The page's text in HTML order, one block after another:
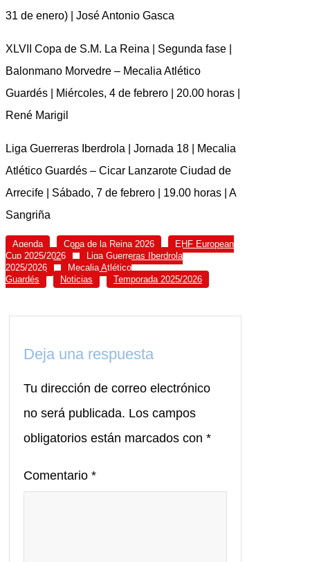
31 de enero) | José Antonio Gasca
XLVII Copa de S.M. La Reina | Segunda fase |
Balonmano Morvedre – Mecalia Atlético
Guardés | Miércoles, 4 de febrero | 20.00 horas |
René Marigil
Liga Guerreras Iberdrola | Jornada 18 | Mecalia
Atlético Guardés – Cicar Lanzarote Ciudad de
Arrecife | Sábado, 7 de febrero | 19.00 horas | A
Sangriña
Agenda Copa de la Reina 2026
EHF European
Cup 2025/2026
Liga Guerreras Iberdrola
2025/2026
Mecalia Atlético
Guardés
Noticias Temporada 2025/2026
Deja una respuesta
Tu dirección de correo electrónico
no será publicada. Los campos
obligatorios están marcados con *
Comentario *